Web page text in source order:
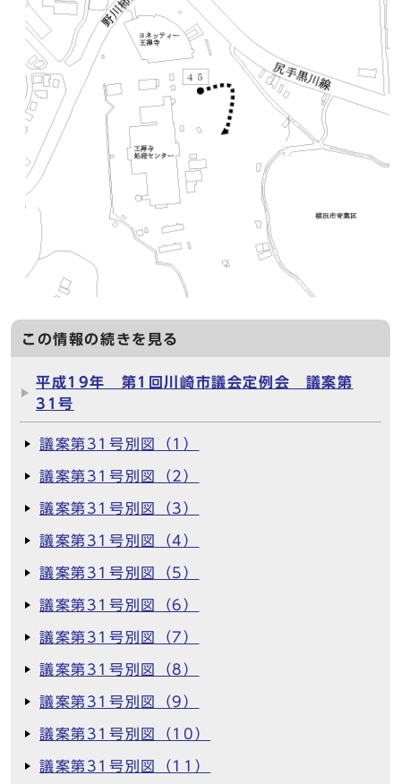
この情報の続きを見る
平成19年 第1回川崎市議会定例会 議案第
31号
議案第31号別図（1）
議案第31号別図（2）
議案第31号別図（3）
議案第31号別図（4）
議案第31号別図（5）
議案第31号別図（6）
議案第31号別図（7）
議案第31号別図（8）
議案第31号別図（9）
議案第31号別図（10）
議案第31号別図（11）